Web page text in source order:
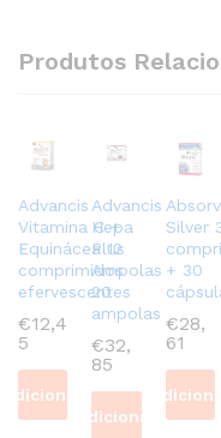
Produtos
Advancis
Vitamina C +
Equinácea 12
comprimidos
efervescentes
€12,4
5
Adicionar
Advancis
Hepa
Plus
Ampolas
20
ampolas
€32,
85
Adicionar
Silver
+ 30
€28,
61
Adicionar